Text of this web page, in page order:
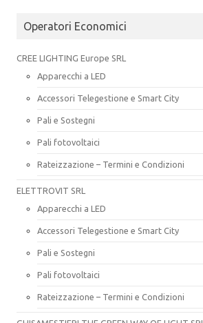
Operatori Economici
CREE LIGHTING Europe SRL
Apparecchi a LED
Accessori Telegestione e Smart City
Pali e Sostegni
Pali fotovoltaici
Rateizzazione – Termini e Condizioni
ELETTROVIT SRL
Apparecchi a LED
Accessori Telegestione e Smart City
Pali e Sostegni
Pali fotovoltaici
Rateizzazione – Termini e Condizioni